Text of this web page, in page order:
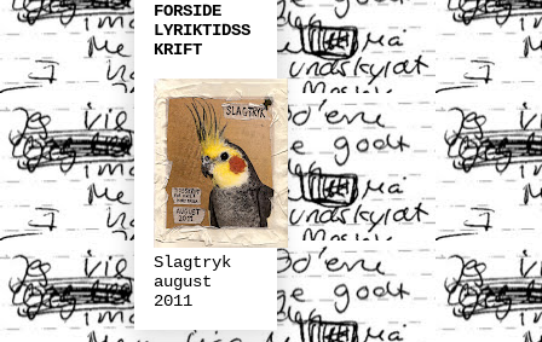
FORSIDE
LYRIKTIDSS
KRIFT
Slagtryk
august
2011